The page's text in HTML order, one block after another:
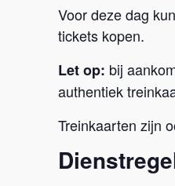
Voor deze dag
tickets kopen.
Let op: bij
authentiek
Treinkaarten zijn